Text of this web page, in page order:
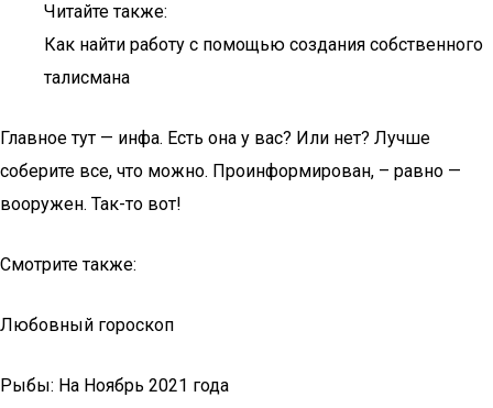
Читайте также:
Как найти работу с помощью создания собственного
талисмана
Главное тут — инфа. Есть она у вас? Или нет? Лучше
соберите все, что можно. Проинформирован, – равно —
вооружен. Так-то вот!
Смотрите также:
Любовный гороскоп
Рыбы: На Ноябрь 2021 года